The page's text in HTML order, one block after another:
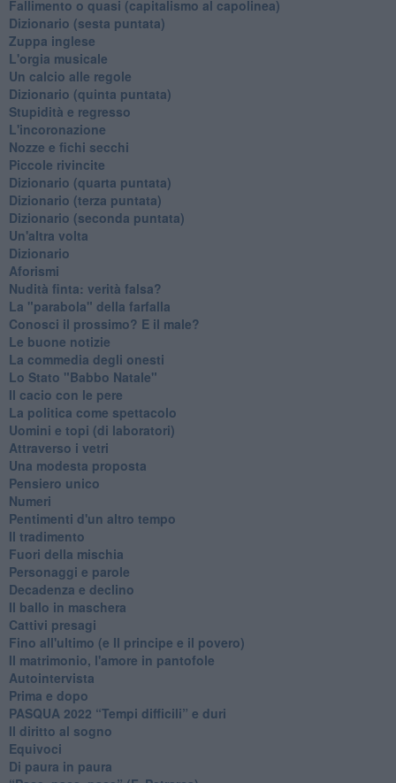
Fallimento o quasi (capitalismo al capolinea)
Dizionario (sesta puntata)
Zuppa inglese
L'orgia musicale
Un calcio alle regole
Dizionario (quinta puntata)
Stupidità e regresso
L'incoronazione
Nozze e fichi secchi
Piccole rivincite
​Dizionario (quarta puntata)
​Dizionario (terza puntata)
​Dizionario (seconda puntata)
Un'altra volta
Dizionario
Aforismi
Nudità finta: verità falsa?
La "parabola" della farfalla
Conosci il prossimo? E il male?
Le buone notizie
La commedia degli onesti
Lo Stato "Babbo Natale"
Il cacio con le pere
La politica come spettacolo
Uomini e topi (di laboratori)
Attraverso i vetri
Una modesta proposta
Pensiero unico
Numeri
Pentimenti d'un altro tempo
Il tradimento
Fuori della mischia
Personaggi e parole
Decadenza e declino
Il ballo in maschera
Cattivi presagi
Fino all'ultimo (e Il principe e il povero)
Il matrimonio, l'amore in pantofole
Autointervista
Prima e dopo
​PASQUA 2022 “Tempi difficili” e duri
Il diritto al sogno
Equivoci
Di paura in paura